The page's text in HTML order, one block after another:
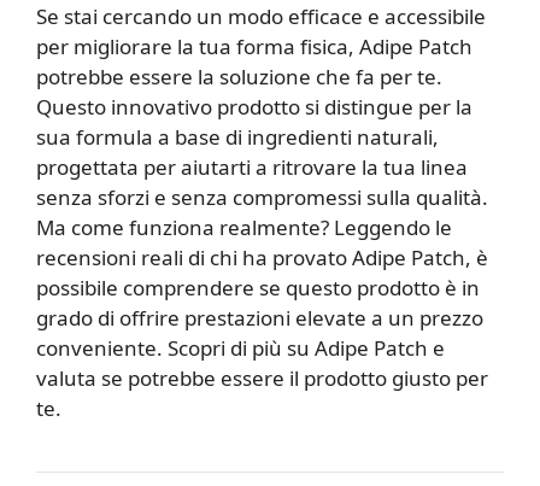
Se stai cercando un modo efficace e accessibile
per migliorare la tua forma fisica, Adipe Patch
potrebbe essere la soluzione che fa per te.
Questo innovativo prodotto si distingue per la
sua formula a base di ingredienti naturali,
progettata per aiutarti a ritrovare la tua linea
senza sforzi e senza compromessi sulla qualità.
Ma come funziona realmente? Leggendo le
recensioni reali di chi ha provato Adipe Patch, è
possibile comprendere se questo prodotto è in
grado di offrire prestazioni elevate a un prezzo
conveniente. Scopri di più su Adipe Patch e
valuta se potrebbe essere il prodotto giusto per
te.